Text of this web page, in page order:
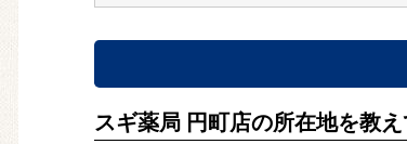
スギ薬局 円町店の所在地を教